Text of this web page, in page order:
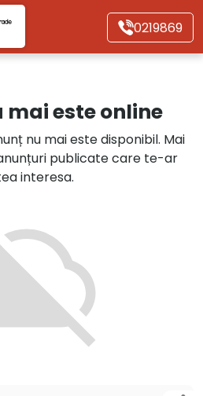
0219869
este online
nu mai este disponibil. Mai
publicate care te-ar
interesa.